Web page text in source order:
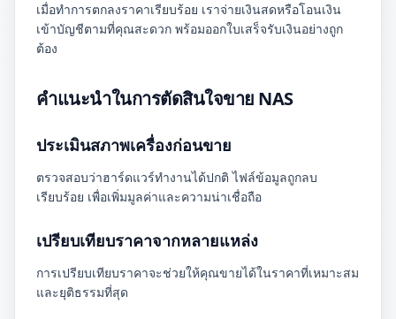
เมื่อทำการตกลงราคาเรียบร้อย เราจ่ายเงินสดหรือโอนเงิน
เข้าบัญชีตามที่คุณสะดวก พร้อมออกใบเสร็จรับเงินอย่างถูก
ต้อง
คำแนะนำในการตัดสินใจขาย NAS
ประเมินสภาพเครื่องก่อนขาย
ตรวจสอบว่าฮาร์ดแวร์ทำงานได้ปกติ ไฟล์ข้อมูลถูกลบ
เรียบร้อย เพื่อเพิ่มมูลค่าและความน่าเชื่อถือ
เปรียบเทียบราคาจากหลายแหล่ง
การเปรียบเทียบราคาจะช่วยให้คุณขายได้ในราคาที่เหมาะสม
และยุติธรรมที่สุด